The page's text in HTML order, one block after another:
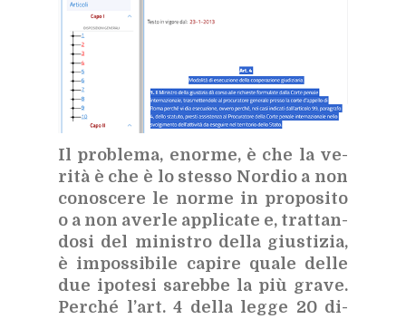
Il pro­ble­ma, enor­me, è che la ve­
ri­tà è che è lo stes­so Nor­dio a non
co­no­sce­re le nor­me in pro­po­si­to
o a non aver­le ap­pli­ca­te e, trat­tan­
do­si del mi­ni­stro del­la giu­sti­zia,
è im­pos­si­bi­le ca­pi­re qua­le del­le
due ipo­te­si sa­reb­be la più gra­ve.
Per­ché l’art. 4 del­la leg­ge 20 di­